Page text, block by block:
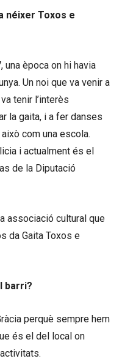
néixer Toxos e
una època on hi havia
Un noi que va venir a
tenir l’interès
la gaita, i a fer danses
com una escola.
i actualment és el
de la Diputació
associació cultural que
da Gaita Toxos e
barri?
perquè sempre hem
és el del local on